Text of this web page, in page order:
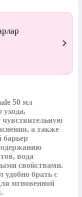
50 мл
ухода,
чувствительную
а также
барьер
вода
свойствами.
брать с
мгновенной